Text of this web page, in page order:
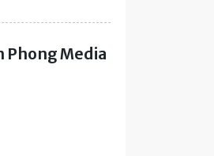
Phong Media